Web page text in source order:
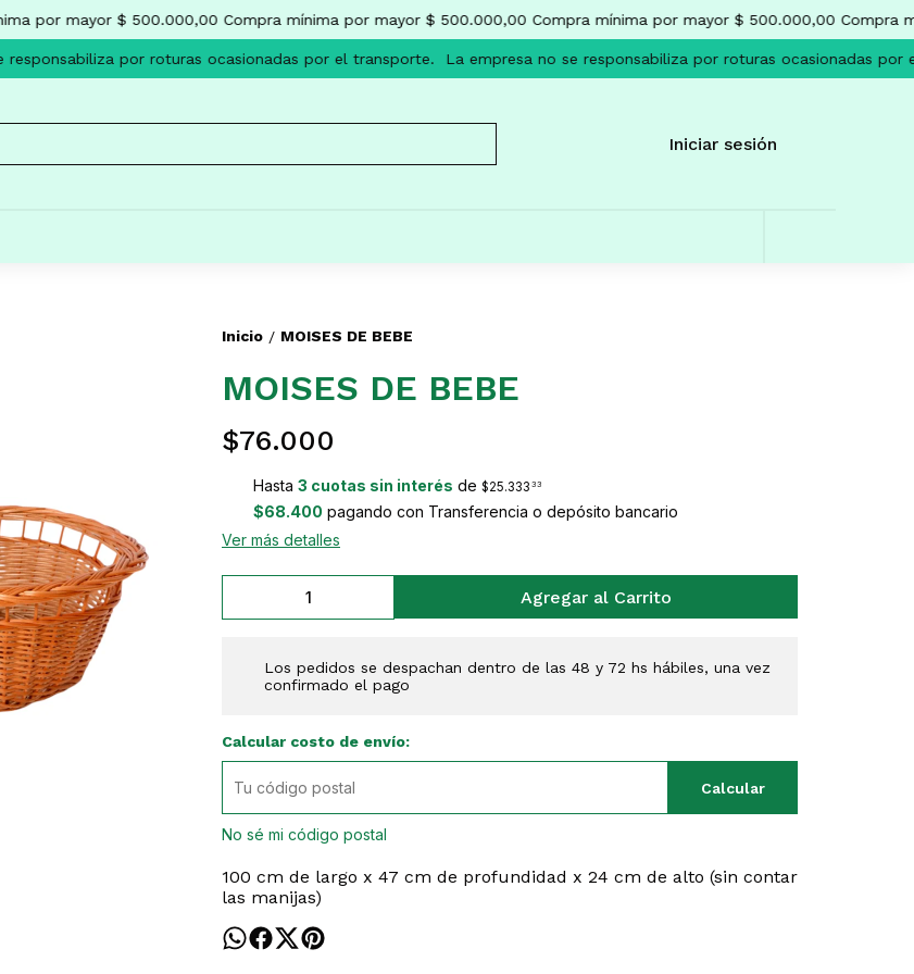
por mayor $ 500.000,00 Compra mínima por mayor $ 500.000,00 Compra mínima por mayor $ 500.000,00 Compra
responsabiliza por roturas ocasionadas por el transporte. La empresa no se responsabiliza por roturas ocasionadas por
Iniciar sesión
Inicio / MOISES DE BEBE
MOISES DE BEBE
$76.000
Hasta 3 cuotas sin interés de $25.333 33
$68.400 pagando con Transferencia o depósito bancario
Ver más detalles
Agregar al Carrito
Los pedidos se despachan dentro de las 48 y 72 hs hábiles, una vez
confirmado el pago
Calcular costo de envío:
Calcular
No sé mi código postal
100 cm de largo x 47 cm de profundidad x 24 cm de alto (sin contar
las manijas)